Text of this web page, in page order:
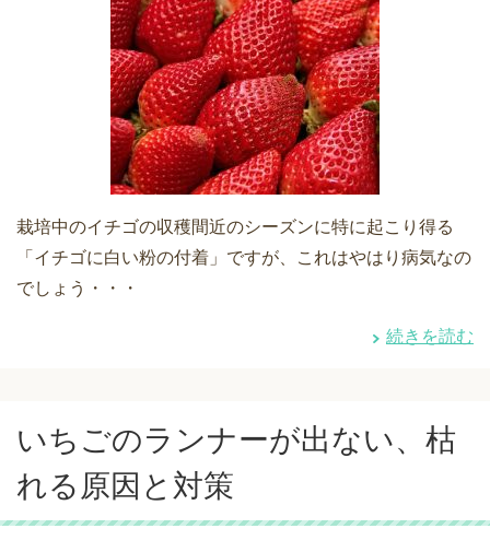
栽培中のイチゴの収穫間近のシーズンに特に起こり得る
「イチゴに白い粉の付着」ですが、これはやはり病気なの
でしょう・・・
続きを読む
いちごのランナーが出ない、枯
れる原因と対策